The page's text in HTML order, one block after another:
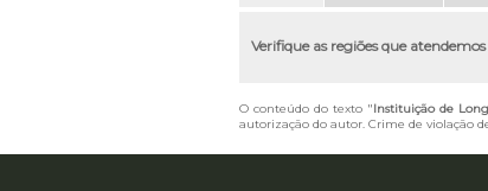
Verifique as regiões que atendemos
O conteúdo do texto "Instituição de
autorização do autor. Crime de violação